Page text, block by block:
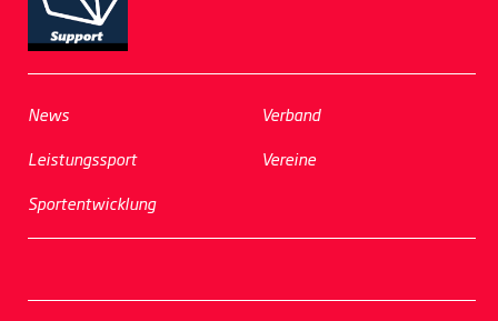
News
Leistungssport
Sportentwicklung
Verband
Vereine